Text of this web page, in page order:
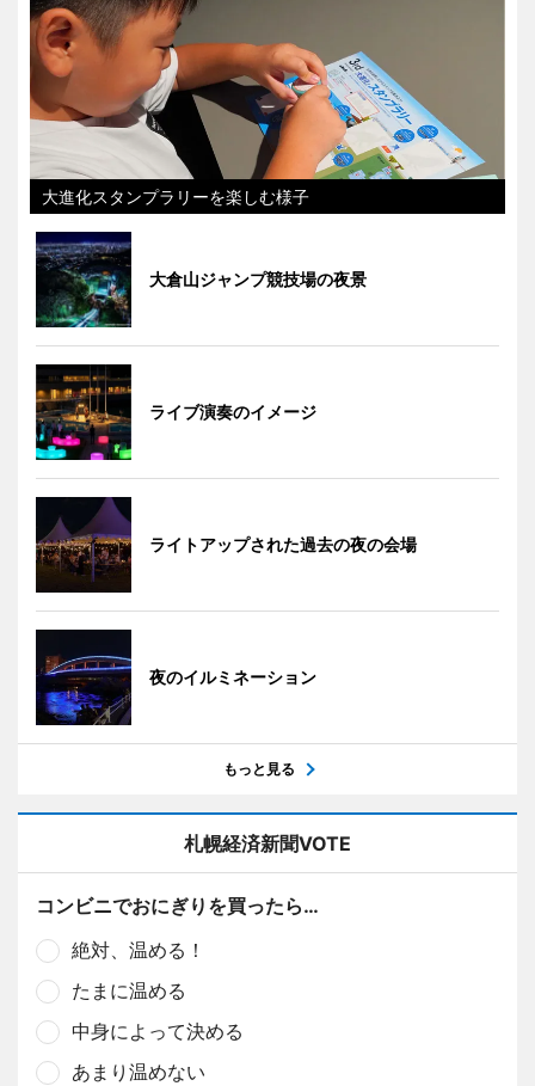
大進化スタンプラリーを楽しむ様子
大倉山ジャンプ競技場の夜景
ライブ演奏のイメージ
ライトアップされた過去の夜の会場
夜のイルミネーション
もっと見る
札幌経済新聞VOTE
コンビニでおにぎりを買ったら…
絶対、温める！
たまに温める
中身によって決める
あまり温めない